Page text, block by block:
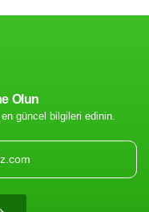
Olun
güncel bilgileri edinin.